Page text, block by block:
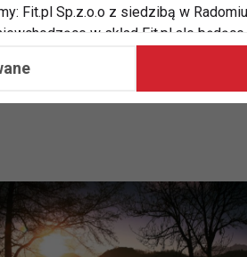
Fit.pl Sp.z.o.o z siedzibą w
w skład Fit.pl ale
w tym aby wykryć ewentualne boty,
potrzeb i zainteresowań,
nasze usługi i sprawić,